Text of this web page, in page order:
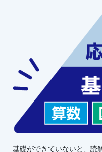
基礎ができていないと、読